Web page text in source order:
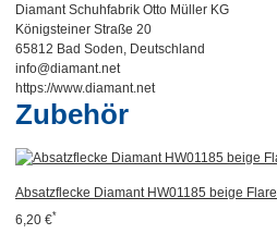
Diamant Schuhfabrik Otto Müller KG
Königsteiner Straße 20
65812 Bad Soden, Deutschland
info@diamant.net
https://www.diamant.net
Zubehör
Absatzflecke Diamant HW01185 beige Flare
6,20 €*